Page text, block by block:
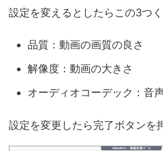
設定を変えるとしたらこの3つく
品質：動画の画質の良さ
解像度：動画の大きさ
オーディオコーデック：音
設定を変更したら完了ボタンを